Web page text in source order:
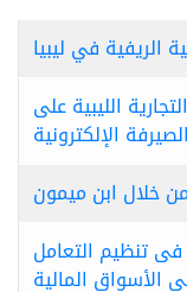
الريفية في ليبيا
الليبية على
الإلكترونية
خلال ابن ميمون
تنظيم التعامل
الأسواق المالية